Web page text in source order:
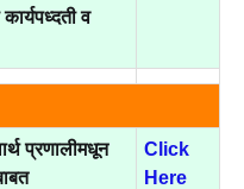
व
प्रणालीमधून
Click
Here